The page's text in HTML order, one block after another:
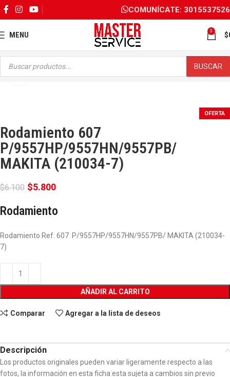
COMUNÍCATE: 3015537526
MENU 0 $
BUSCAR
OFERTA
Rodamiento 607
P/9557HP/9557HN/9557PB/
MAKITA (210034-7)
$6.100 $5.800
Rodamiento
Rodamiento Ref. 607 P/9557HP/9557HN/9557PB/ MAKITA (210034-
7)
AÑADIR AL CARRITO
Comparar Agregar a la lista de deseos
Descripción
Los productos originales pueden variar ligeramente respecto a las
fotos, la información en esta ficha esta sujeta a cambios sin previo